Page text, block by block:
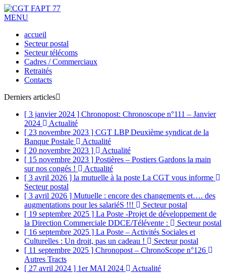
MENU
accueil
Secteur postal
Secteur télécoms
Cadres / Commerciaux
Retraités
Contacts
Derniers articles
[ 3 janvier 2024 ] Chronopost: Chronoscope n°111 – Janvier
2024
Actualité
[ 23 novembre 2023 ] CGT LBP Deuxième syndicat de la
Banque Postale
Actualité
[ 20 novembre 2023 ]
Actualité
[ 15 novembre 2023 ] Postières – Postiers Gardons la main
sur nos congés !
Actualité
[ 3 avril 2026 ] la mutuelle à la poste La CGT vous informe
Secteur postal
[ 3 avril 2026 ] Mutuelle : encore des changements et…. des
augmentations pour les salariéS !!!
Secteur postal
[ 19 septembre 2025 ] La Poste -Projet de développement de
la Direction Commerciale DDCE/Télévente :
Secteur postal
[ 16 septembre 2025 ] La Poste – Activités Sociales et
Culturelles : Un droit, pas un cadeau !
Secteur postal
[ 11 septembre 2025 ] Chronopost – ChronoScope n°126
Autres Tracts
[ 27 avril 2024 ] 1er MAI 2024
Actualité